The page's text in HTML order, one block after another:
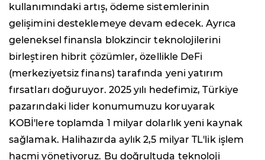
kullanımındaki artış, ödeme sistemlerinin
gelişimini desteklemeye devam edecek. Ayrıca
geleneksel finansla blokzincir teknolojilerini
birleştiren hibrit çözümler, özellikle DeFi
(merkeziyetsiz finans) tarafında yeni yatırım
fırsatları doğuruyor. 2025 yılı hedefimiz, Türkiye
pazarındaki lider konumumuzu koruyarak
KOBİ'lere toplamda 1 milyar dolarlık yeni kaynak
sağlamak. Halihazırda aylık 2,5 milyar TL'lik işlem
hacmi yönetiyoruz. Bu doğrultuda teknoloji